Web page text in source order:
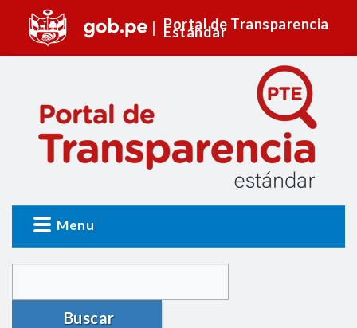
Portal de Transparencia
Estándar
Menu
Buscar